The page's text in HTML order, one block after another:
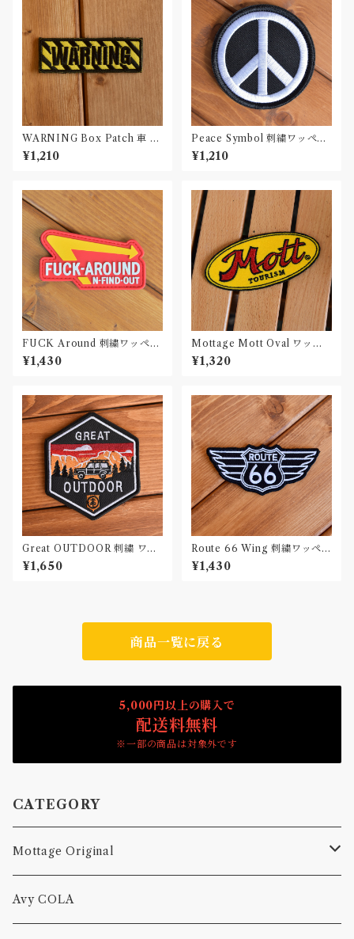
WARNING Box Patch 車 ワ
ッペン カー パッチ
¥1,210
Peace Symbol 刺繍ワッペン
Patch
¥1,210
FUCK Around 刺繍ワッペン
Patch
¥1,430
Mottage Mott Oval ワッペ
ン 刺繍 Patch
¥1,320
Great OUTDOOR 刺繍 ワッ
ペン Patch
¥1,650
Route 66 Wing 刺繍ワッペン
Patch
¥1,430
商品一覧に戻る
5,000円以上の購入で
配送料無料
※一部の商品は対象外です
CATEGORY
Mottage Original
Tシャツ
Avy COLA